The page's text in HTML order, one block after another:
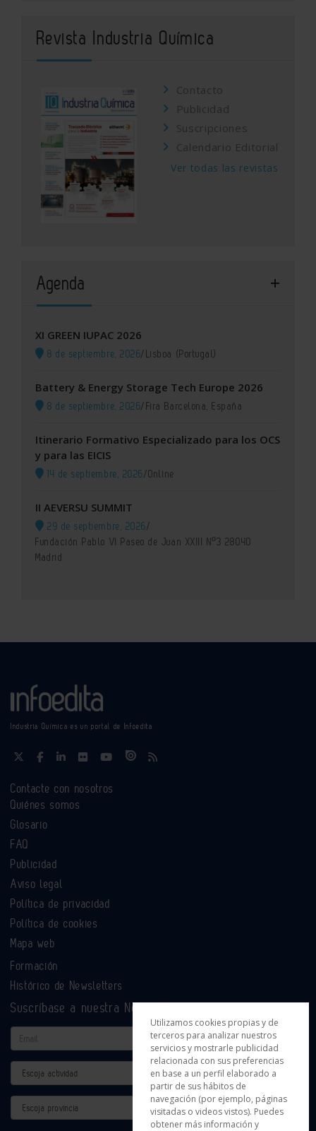
Revista Industria Química
Contacto
Publicidad
Suscripciones
Calendario Editorial
Ver todas las revistas
Agenda
XI GREEN IUPAC 2026
8 de septiembre, 2026/Lisboa (Portugal)
Battery & Energy Storage Tech Europe 2026
8 de septiembre, 2026/Fira Barcelona, España
Itinerario Formativo Especializado para los OCS
y para las EICIS
14 de septiembre, 2026/Online
II AEVERSU SUMMIT
29 de septiembre, 2026/
Fundación Pablo VI Paseo de Juan XXIII Nº3 28040
Madrid
Industria Química es un portal de Infoedita
Contacte con nosotros
Quiénes somos
Glosario
FAQ
Publicidad
Aviso legal
Política de privacidad
Política de cookies
Mapa web
Formación
Histórico de Newsletters
Suscríbase a nuestra Newsletter
Email
Actividad
Provincia
Utilizamos cookies propias y de
terceros para analizar nuestros
servicios y mostrarle publicidad
relacionada con sus preferencias
en base a un perfil elaborado a
partir de sus hábitos de
navegación (por ejemplo, páginas
visitadas o videos vistos). Puedes
obtener más información y